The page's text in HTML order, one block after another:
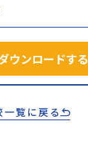
ウンロードする
一覧に戻る